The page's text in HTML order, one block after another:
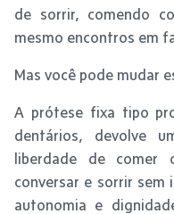
de sorrir, comendo
mesmo encontros em
Mas você pode mudar
A prótese fixa tipo
dentários, devolve
liberdade de
conversar e sorrir sem
autonomia e